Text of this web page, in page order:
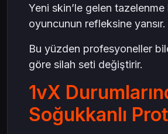
Yeni skin’le gelen tazelenme
oyuncunun refleksine yansır.
Bu yüzden profesyoneller
göre silah seti değiştirir.
1vX
Soğukkanlı